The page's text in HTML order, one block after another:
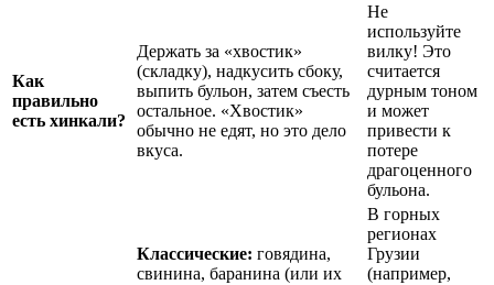
Как
правильно
есть хинкали?
Держать за «хвостик»
(складку), надкусить сбоку,
выпить бульон, затем съесть
остальное. «Хвостик»
обычно не едят, но это дело
вкуса.
Не
используйте
вилку! Это
считается
дурным тоном
и может
привести к
потере
драгоценного
бульона.
Классические: говядина,
свинина, баранина (или их
В горных
регионах
Грузии
(например,